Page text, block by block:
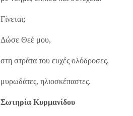
Γίνεται;
Δώσε Θεέ μου,
στη στράτα του ευχές ολόδροσες,
μυρωδάτες, ηλιοσκέπαστες.
Σωτηρία Κυρμανίδου